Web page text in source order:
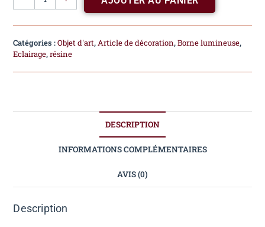
Catégories :Objet d'art,Article de décoration,Borne lumineuse,
Eclairage,résine
DESCRIPTION
INFORMATIONS COMPLÉMENTAIRES
AVIS (0)
Description